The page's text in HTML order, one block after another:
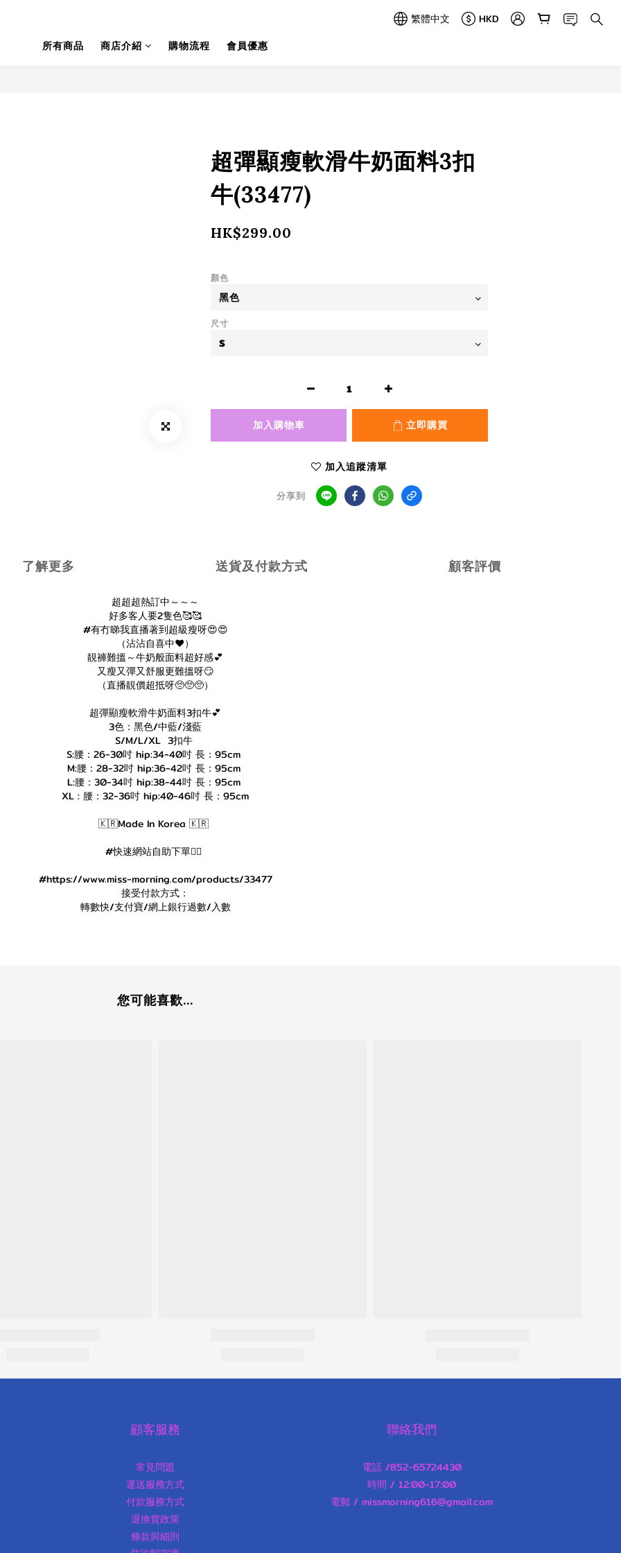
繁體中文
HKD
所有商品
商店介紹 購物流程 會員優惠
超彈顯瘦軟滑牛奶面料3扣
牛(33477)
HK$299.00
顏色
尺寸
加入購物車 立即購買
加入追蹤清單
分享到
了解更多 送貨及付款方式 顧客評價
超超超熱訂中～～～
好多客人要2隻色🥰🥰
#有冇睇我直播著到超級瘦呀😍😍
（沾沾自喜中❤️）
靚褲難搵～牛奶般面料超好感💕
又瘦又彈又舒服更難搵呀😏
（直播靚價超抵呀🥺🥺🥺）
超彈顯瘦軟滑牛奶面料3扣牛💕
3色：黑色/中藍/淺藍
S/M/L/XL 3扣牛
S:腰：26-30吋 hip:34-40吋 長：95cm
M:腰：28-32吋 hip:36-42吋 長：95cm
L:腰：30-34吋 hip:38-44吋 長：95cm
XL : 腰：32-36吋 hip:40-46吋 長：95cm
🇰🇷Made In Korea 🇰🇷
#快速網站自助下單👇🏻
#https://www.miss-morning.com/products/33477
接受付款方式：
轉數快/支付寶/網上銀行過數/入數
您可能喜歡...
顧客服務
常見問題
運送服務方式
付款服務方式
退換貨政策
條款與細則
聯絡我們
電話 /852-65724430
時間 / 12:00-17:00
電郵 / missmorning616@gmail.com